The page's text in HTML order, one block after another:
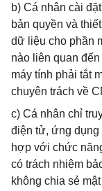
b) Cá nhân cài
bản quyền và
dữ liệu cho phần
nào liên quan
máy tính phải tắt
chuyên trách về
c) Cá nhân chỉ
điện tử, ứng dụng
hợp với chức
có trách nhiệm
không chia sẻ